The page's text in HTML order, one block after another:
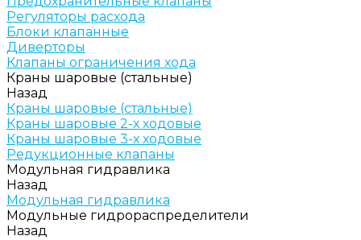
Регуляторы расхода
Блоки клапанные
Диверторы
Клапаны ограничения хода
Краны шаровые (стальные)
Назад
Краны шаровые (стальные)
Краны шаровые 2-х ходовые
Краны шаровые 3-х ходовые
Редукционные клапаны
Модульная гидравлика
Назад
Модульная гидравлика
Модульные гидрораспределители
Назад